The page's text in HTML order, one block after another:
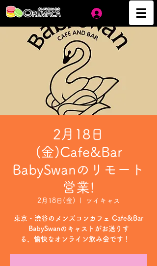
2月18日
(金)Cafe&Bar
BabySwanのリモート
営業!
2月18日(金) ツイキャス
東京・渋谷のメンズコンカフェ Cafe&Bar
BabySwanのキャストがお送りす
る、愉快なオンライン飲み会です！